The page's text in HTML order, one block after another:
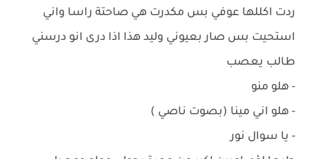
ردت اكللها عوفي بس مكدرت هي صاحتة راسا واني
استحيت بس صار بعيوني وليد هذا اذا درى انو درسني
طالب يعصب
- هلو منو
- هلو اني مينا (بصوت ناصي )
- يا سوال نور